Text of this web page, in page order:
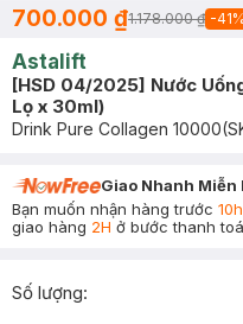
700.000 ₫1.178.000 ₫ -41%
Astalift
[HSD 04/2025] Nước
Lọ x 30ml)
Drink Pure Collagen 10000
Giao Nhanh Miễn
Bạn muốn nhận hàng trước 10h
giao hàng 2H ở bước thanh
Số lượng: